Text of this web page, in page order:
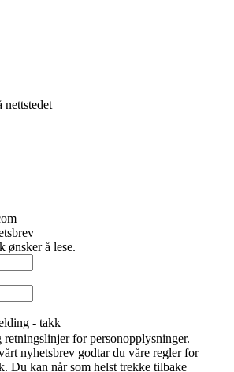
nettstedet
ønsker å lese.
- takk
retningslinjer for personopplysninger.
nyhetsbrev godtar du våre regler for
Du kan når som helst trekke tilbake